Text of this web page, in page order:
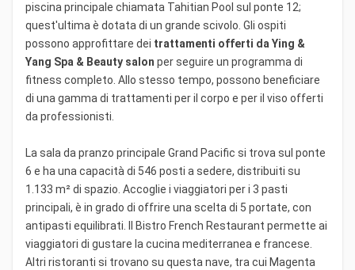
piscina principale chiamata Tahitian Pool sul ponte 12;
quest'ultima è dotata di un grande scivolo. Gli ospiti
possono approfittare dei trattamenti offerti da Ying &
Yang Spa & Beauty salon per seguire un programma di
fitness completo. Allo stesso tempo, possono beneficiare
di una gamma di trattamenti per il corpo e per il viso offerti
da professionisti.
La sala da pranzo principale Grand Pacific si trova sul ponte
6 e ha una capacità di 546 posti a sedere, distribuiti su
1.133 m² di spazio. Accoglie i viaggiatori per i 3 pasti
principali, è in grado di offrire una scelta di 5 portate, con
antipasti equilibrati. Il Bistro French Restaurant permette ai
viaggiatori di gustare la cucina mediterranea e francese.
Altri ristoranti si trovano su questa nave, tra cui Magenta